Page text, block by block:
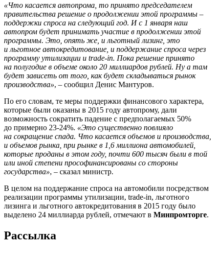
«Что касается автопрома, то принято председателем
правительства решение о продолжении этой программы –
поддержки спроса на следующий год. И с 1 января наш
автопром будет принимать участие в продолжении этой
программы. Это, опять же, и льготный лизинг, это
и льготное автокредитование, и поддержание спроса через
программу утилизации и trade-in. Пока решение принято
на полугодие в объеме около 20 миллиардов рублей. Ну а там
будет зависеть от того, как будет складываться рынок
производства», – сообщил Денис Мантуров.
По его словам, те меры поддержки финансового характера,
которые были оказаны в 2015 году автопрому, дали
возможность сократить падение с предполагаемых 50%
до примерно 23-24%. «Это существенно повлияло
на сокращение спада. Что касается объемов и производства,
и объемов рынка, при рынке в 1,6 миллиона автомобилей,
которые проданы в этом году, почти 600 тысяч были в той
или иной степени прософинансированы со стороны
государства», – сказал министр.
В целом на поддержание спроса на автомобили посредством
реализации программы утилизации, trade-in, льготного
лизинга и льготного автокредитования в 2015 году было
выделено 24 миллиарда рублей, отмечают в Минпромторге.
Рассылка